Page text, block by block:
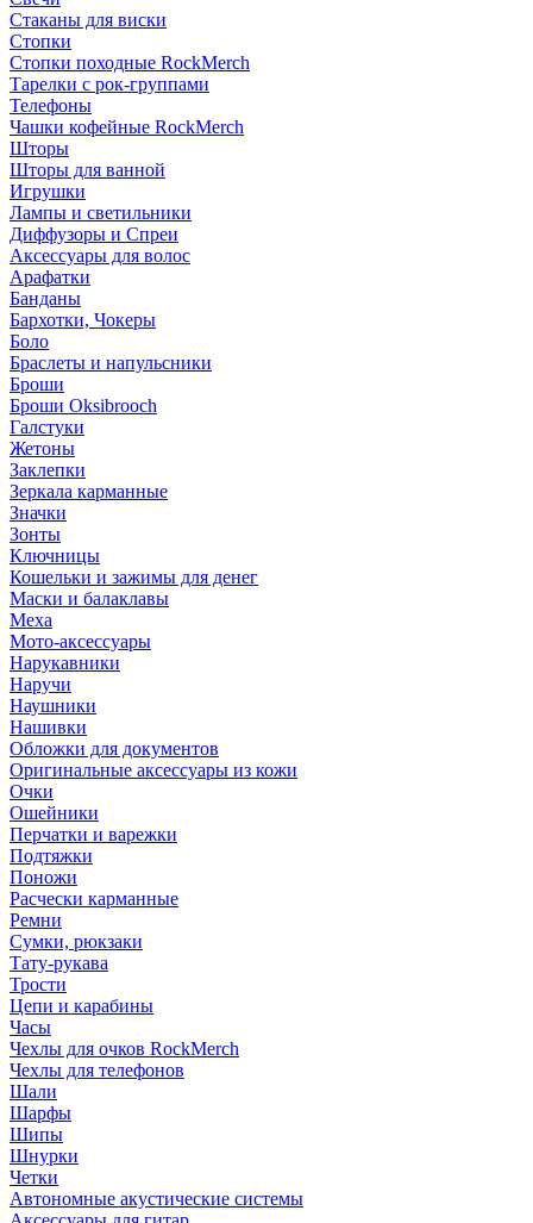
Стаканы для виски
Стопки
Стопки походные RockMerch
Тарелки с рок-группами
Телефоны
Чашки кофейные RockMerch
Шторы
Шторы для ванной
Игрушки
Лампы и светильники
Диффузоры и Спреи
Аксессуары для волос
Арафатки
Банданы
Бархотки, Чокеры
Боло
Браслеты и напульсники
Броши
Броши Oksibrooch
Галстуки
Жетоны
Заклепки
Зеркала карманные
Значки
Зонты
Ключницы
Кошельки и зажимы для денег
Маски и балаклавы
Меха
Мото-аксессуары
Нарукавники
Наручи
Наушники
Нашивки
Обложки для документов
Оригинальные аксессуары из кожи
Очки
Ошейники
Перчатки и варежки
Подтяжки
Поножи
Расчески карманные
Ремни
Сумки, рюкзаки
Тату-рукава
Трости
Цепи и карабины
Часы
Чехлы для очков RockMerch
Чехлы для телефонов
Шали
Шарфы
Шипы
Шнурки
Четки
Автономные акустические системы